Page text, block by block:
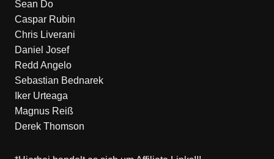
Sean Do
Caspar Rubin
Chris Liverani
Daniel Josef
Redd Angelo
Sebastian Bednarek
Iker Urteaga
Magnus Reiß
Derek Thomson